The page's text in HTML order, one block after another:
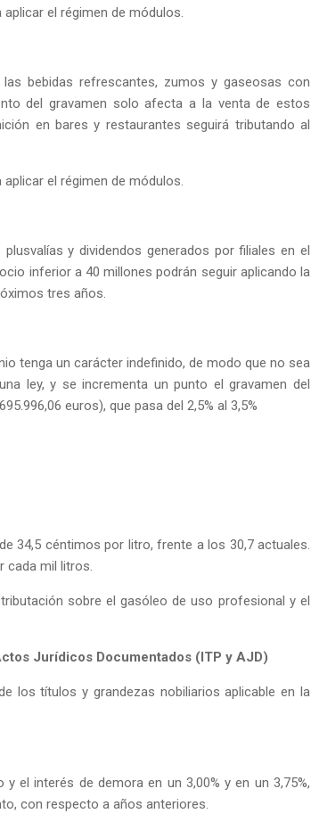
el régimen de módulos.
bebidas refrescantes, zumos y gaseosas con
del gravamen solo afecta a la venta de estos
en bares y restaurantes seguirá tributando al
el régimen de módulos.
y dividendos generados por filiales en el
inferior a 40 millones podrán seguir aplicando la
tres años.
tenga un carácter indefinido, de modo que no sea
ley, y se incrementa un punto el gravamen del
euros), que pasa del 2,5% al 3,5%
34,5 céntimos por litro, frente a los 30,7 actuales.
cada mil litros.
sobre el gasóleo de uso profesional y el
Jurídicos Documentados (ITP y AJD)
los títulos y grandezas nobiliarios aplicable en la
el interés de demora en un 3,00% y en un 3,75%,
con respecto a años anteriores.